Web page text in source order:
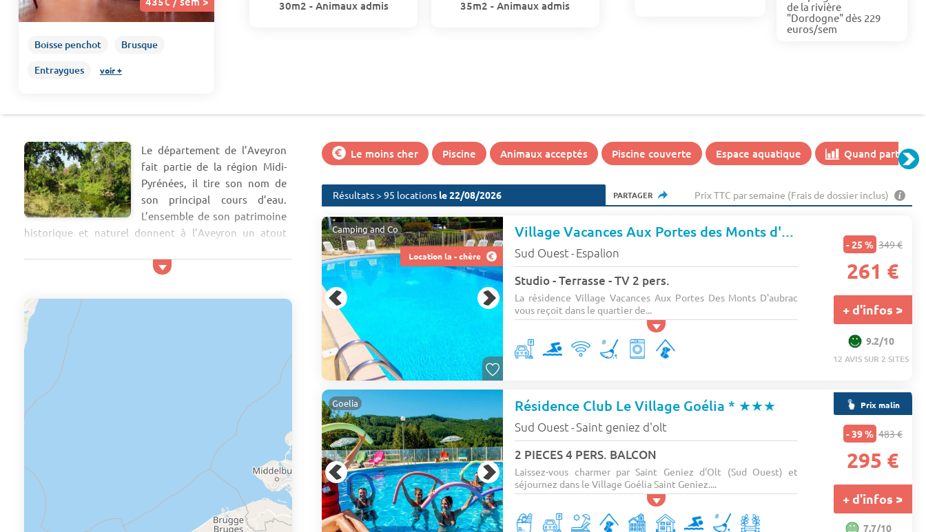
Boisse penchot
Brusque
Entraygues
voir +
30m2 - Animaux admis
35m2 - Animaux admis
de la rivière
"Dordogne" dès 229
euros/sem
Le département de l’Aveyron
fait partie de la région Midi-
Pyrénées, il tire son nom de
son principal cours d’eau.
L’ensemble de son patrimoine
historique et naturel donnent à l’Aveyron un atout
patrimoine architectural est riche et diversifié : les
préserver précieusement leurs vieux quartiers plein de
charmes. Par ailleurs plusieurs monuments historiques
et religieux sont accessibles au public. Des châteaux
comme
Le moins cher Piscine Animaux acceptés Piscine couverte Espace aquatique Quand partir ?
Résultats > 95 locations le 22/08/2026 PARTAGER Prix TTC par semaine (Frais de dossier inclus)
Location la - chère
Camping and Co Village Vacances Aux Portes des Monts d'Aubrac*
Sud Ouest- Espalion
Studio - Terrasse - TV 2 pers.
La résidence Village Vacances Aux Portes Des Monts D'aubrac
vous reçoit dans le quartier de...
- 25 % 349 €
261 €
+ d'infos >
9.2/10
12 AVIS SUR 2 SITES
Goelia Résidence Club Le Village Goélia * ★★★
Sud Ouest -Saint geniez d'olt
2 PIECES 4 PERS. BALCON
Laissez-vous charmer par Saint Geniez d'Olt (Sud Ouest) et
séjournez dans le Village Goélia Saint Geniez....
Prix malin
- 39 % 483 €
295 €
+ d'infos >
7.7/10